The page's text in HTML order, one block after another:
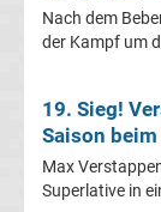
Premier
Tabelle
Nach dem
der Kampf um
19. Sieg!
Saison
Max
Superlative in